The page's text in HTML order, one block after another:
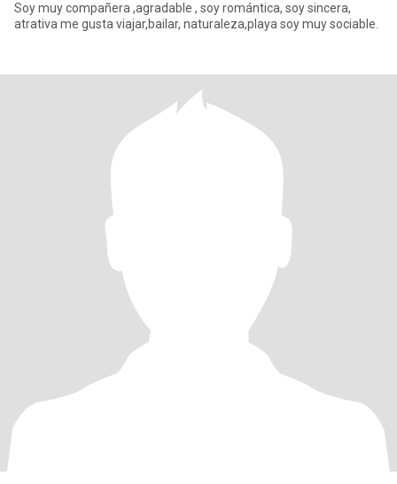
Soy muy compañera ,agradable , soy romántica, soy sincera,
atrativa me gusta viajar,bailar, naturaleza,playa soy muy sociable.